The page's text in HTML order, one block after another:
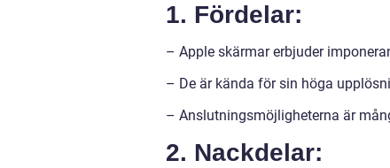
1. Fördelar:
– Apple skärmar erbjuder
– De är kända för sin höga
– Anslutningsmöjligheterna är
2. Nackdelar: